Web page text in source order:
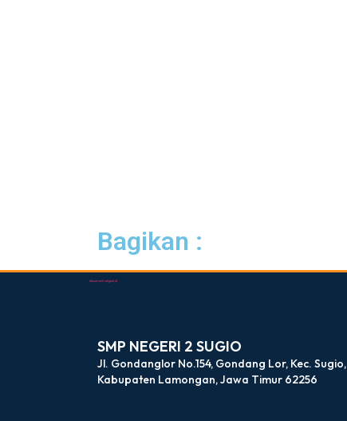
Bagikan :
dibuat oleh rrdigital.id
SMP NEGERI 2 SUGIO
Jl. Gondanglor No.154, Gondang Lor, Kec. Sugio,
Kabupaten Lamongan, Jawa Timur 62256